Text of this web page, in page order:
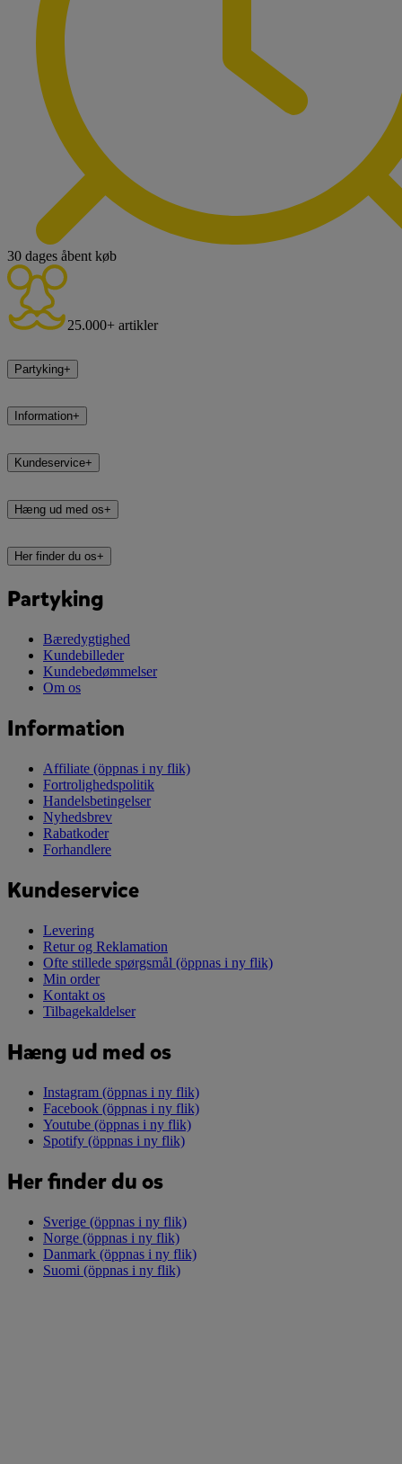
30 dages åbent køb
25.000+ artikler
Partyking+
Information+
Kundeservice+
Hæng ud med os+
Her finder du os+
Partyking
Bæredygtighed
Kundebilleder
Kundebedømmelser
Om os
Information
Affiliate (öppnas i ny flik)
Fortrolighedspolitik
Handelsbetingelser
Nyhedsbrev
Rabatkoder
Forhandlere
Kundeservice
Levering
Retur og Reklamation
Ofte stillede spørgsmål (öppnas i ny flik)
Min order
Kontakt os
Tilbagekaldelser
Hæng ud med os
Instagram (öppnas i ny flik)
Facebook (öppnas i ny flik)
Youtube (öppnas i ny flik)
Spotify (öppnas i ny flik)
Her finder du os
Sverige (öppnas i ny flik)
Norge (öppnas i ny flik)
Danmark (öppnas i ny flik)
Suomi (öppnas i ny flik)